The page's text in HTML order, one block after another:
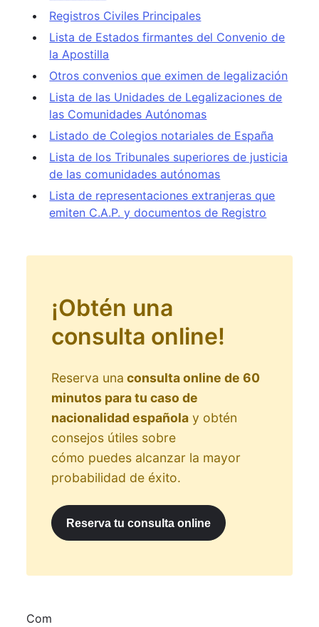
Registros Civiles Principales
Lista de Estados firmantes del Convenio de
la Apostilla
Otros convenios que eximen de legalización
Lista de las Unidades de Legalizaciones de
las Comunidades Autónomas
Listado de Colegios notariales de España
Lista de los Tribunales superiores de justicia
de las comunidades autónomas
Lista de representaciones extranjeras que
emiten C.A.P. y documentos de Registro
¡Obtén una
consulta online!
Reserva una consulta online de 60
minutos para tu caso de
nacionalidad españolay obtén
consejos útiles sobre
cómo puedes alcanzar la mayor
probabilidad de éxito.
Reserva tu consulta online
Com